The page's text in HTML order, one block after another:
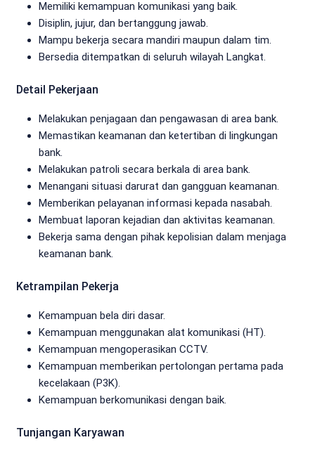
Memiliki kemampuan komunikasi yang baik.
Disiplin, jujur, dan bertanggung jawab.
Mampu bekerja secara mandiri maupun dalam tim.
Bersedia ditempatkan di seluruh wilayah Langkat.
Detail Pekerjaan
Melakukan penjagaan dan pengawasan di area bank.
Memastikan keamanan dan ketertiban di lingkungan
bank.
Melakukan patroli secara berkala di area bank.
Menangani situasi darurat dan gangguan keamanan.
Memberikan pelayanan informasi kepada nasabah.
Membuat laporan kejadian dan aktivitas keamanan.
Bekerja sama dengan pihak kepolisian dalam menjaga
keamanan bank.
Ketrampilan Pekerja
Kemampuan bela diri dasar.
Kemampuan menggunakan alat komunikasi (HT).
Kemampuan mengoperasikan CCTV.
Kemampuan memberikan pertolongan pertama pada
kecelakaan (P3K).
Kemampuan berkomunikasi dengan baik.
Tunjangan Karyawan